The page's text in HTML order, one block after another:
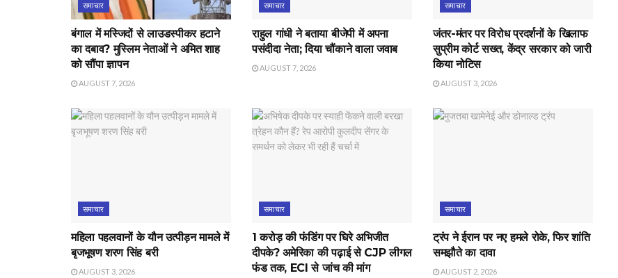
समाचार
बंगाल में मस्जिदों से लाउडस्पीकर हटाने
का दबाव? मुस्लिम नेताओं ने अमित शाह
को सौंपा ज्ञापन
AUGUST 7, 2026
समाचार
राहुल गांधी ने बताया बीजेपी में अपना
पसंदीदा नेता; दिया चौंकाने वाला जवाब
AUGUST 7, 2026
समाचार
जंतर-मंतर पर विरोध प्रदर्शनों के खिलाफ
सुप्रीम कोर्ट सख्त, केंद्र सरकार को जारी
किया नोटिस
AUGUST 3, 2026
समाचार
महिला पहलवानों के यौन उत्पीड़न मामले में
बृजभूषण शरण सिंह बरी
AUGUST 3, 2026
समाचार
1 करोड़ की फंडिंग पर घिरे अभिजीत
दीपके? अमेरिका की पढ़ाई से CJP लीगल
फंड तक, ECI से जांच की मांग
समाचार
ट्रंप ने ईरान पर नए हमले रोके, फिर शांति
समझौते का दावा
AUGUST 2, 2026